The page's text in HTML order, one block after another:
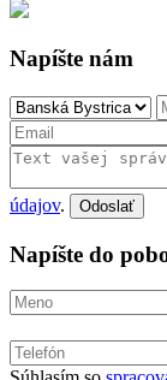
Napíšte nám
údajov. Odoslať
Napíšte do